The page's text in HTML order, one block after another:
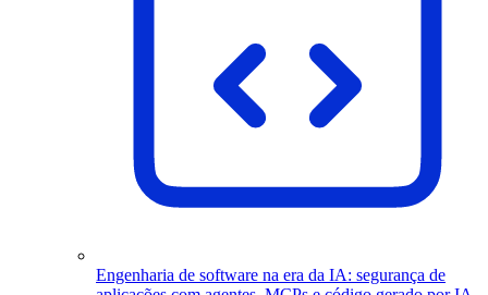
Engenharia de software na era da IA: segurança de